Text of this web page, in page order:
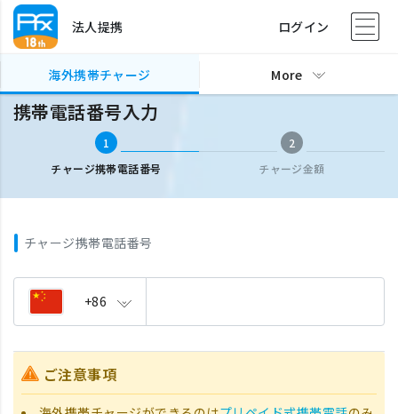
法人提携 ログイン
海外携帯チャージ More
海外携帯チャージ 携帯電話番号入力
携帯電話番号入力
1
チャージ携帯電話番号
2
チャージ金額
チャージ携帯電話番号
+86
ご注意事項